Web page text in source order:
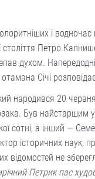
і водночас
століття Петро
духом.
Січі
народився 20 червня
Був найстаршим
сотні, а інший —
історичних
відомостей не
Петрик пас